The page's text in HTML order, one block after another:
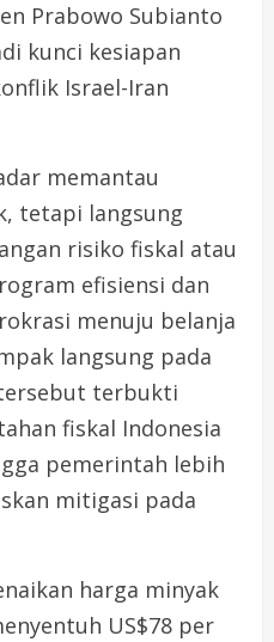
Prabowo Subianto
kunci kesiapan
Israel-Iran
memantau
tetapi langsung
risiko fiskal atau
efisiensi dan
menuju belanja
langsung pada
terbukti
fiskal Indonesia
pemerintah lebih
mitigasi pada
harga minyak
US$78 per